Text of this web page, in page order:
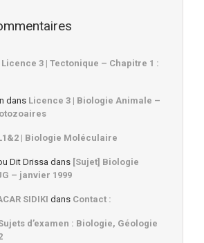
Licence 3 | Tectonique – Chapitre 1 :
dans Licence 3 | Biologie Animale –
| Biologie Moléculaire
Dit Drissa dans [Sujet] Biologie
– janvier 1999
SIDIKI dans Contact :
d’examen : Biologie, Géologie